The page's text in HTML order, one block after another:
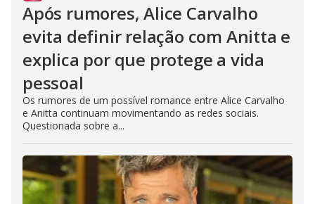
Após rumores, Alice Carvalho
evita definir relação com Anitta e
explica por que protege a vida
pessoal
Os rumores de um possível romance entre Alice Carvalho
e Anitta continuam movimentando as redes sociais.
Questionada sobre a...